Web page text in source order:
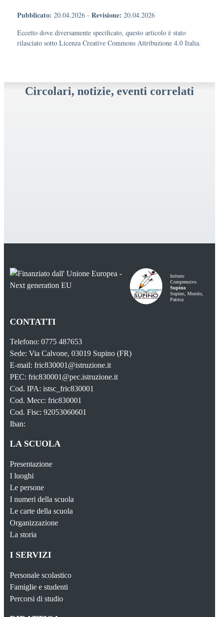
Pubblicato: 20.04.2026 - Revisione: 20.04.2026
Eccetto dove diversamente specificato, questo articolo è stato
rilasciato sotto Licenza Creative Commons Attribuzione 4.0 Italia.
Circolari, notizie, eventi correlati
Istituto
Comprensivo
Supino
Supino, Morolo,
Patrica
CONTATTI
Telefono: 0775 487653
Sede: Via Calvone, 03019 Supino (FR)
E-mail: fric830001@istruzione.it
PEC: fric830001@pec.istruzione.it
Cod. IPA: istsc_fric830001
Cod. Mecc: fric830001
Cod. Fisc: 92053060601
Iban:
LA SCUOLA
Presentazione
I luoghi
Le persone
I numeri della scuola
Le carte della scuola
Organizzazione
La storia
I SERVIZI
Personale scolastico
Famiglie e studenti
Percorsi di studio